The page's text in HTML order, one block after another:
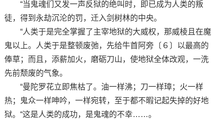
“当鬼魂们又发一声反狱的绝叫时，即已成为人类的叛
徒，得到永劫沉沦的罚，迁入剑树林的中央。
“人类于是完全掌握了主宰地狱的大威权，那威棱且在魔
鬼以上。人类于是整顿废弛，先给牛首阿旁〔６〕以最高的
俸草；而且，添薪加火，磨砺刀山，使地狱全体改观，一洗
先前颓废的气象。
“曼陀罗花立即焦枯了。油一样沸；刀一样璋；火一样
热；鬼众一样呻吟，一样宛转，至于都不暇记起失掉的好地
狱。“这是人类的成功，是鬼魂的不幸……。